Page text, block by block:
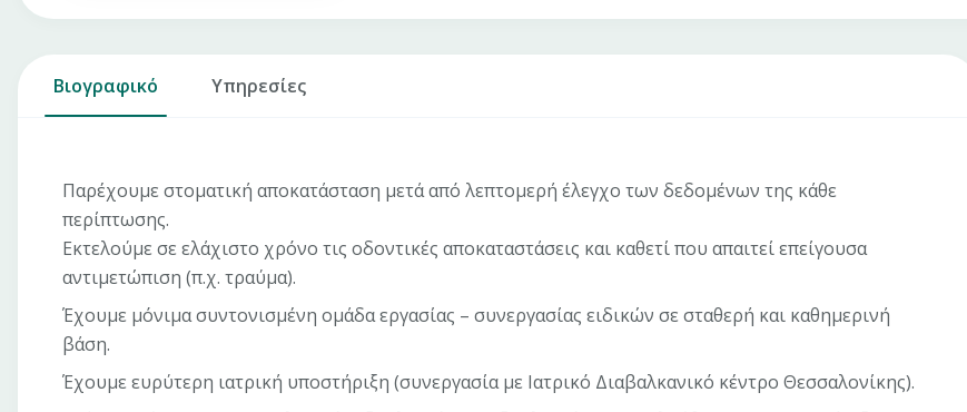
Βιογραφικό Υπηρεσίες
Παρέχουμε στοματική αποκατάσταση μετά από λεπτομερή έλεγχο των δεδομένων της κάθε
περίπτωσης.
Εκτελούμε σε ελάχιστο χρόνο τις οδοντικές αποκαταστάσεις και καθετί που απαιτεί επείγουσα
αντιμετώπιση (π.χ. τραύμα).
Έχουμε μόνιμα συντονισμένη ομάδα εργασίας – συνεργασίας ειδικών σε σταθερή και καθημερινή
βάση.
Έχουμε ευρύτερη ιατρική υποστήριξη (συνεργασία με Ιατρικό Διαβαλκανικό κέντρο Θεσσαλονίκης).